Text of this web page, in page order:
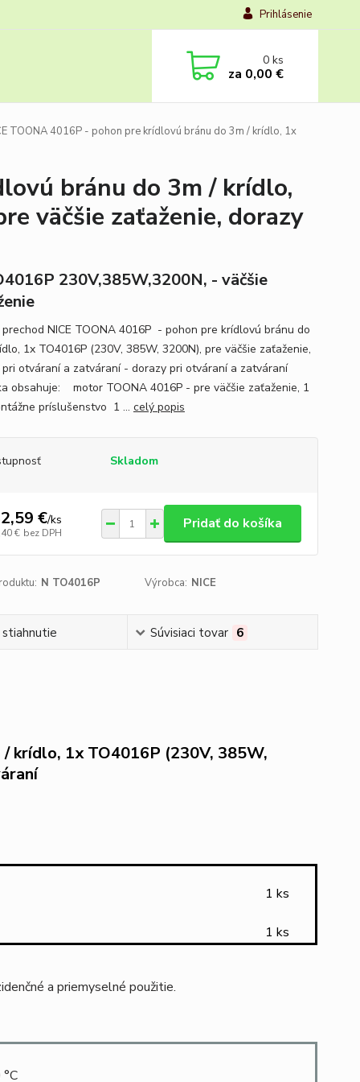
Prihlásenie
0ks
za 0,00 €
TOONA 4016P - pohon pre krídlovú bránu do 3m / krídlo, 1x
bránu do 3m / krídlo,
väčšie zaťaženie, dorazy
230V,385W,3200N, - väčšie
NICE TOONA 4016P - pohon pre krídlovú bránu do
1x TO4016P (230V, 385W, 3200N), pre väčšie zaťaženie,
otváraní a zatváraní - dorazy pri otváraní a zatváraní
obsahuje: motor TOONA 4016P - pre väčšie zaťaženie, 1
príslušenstvo 1 ... celý popis
Skladom
€/ks
€ bez DPH
Pridať do košíka
N TO4016P Výrobca: NICE
stiahnutie Súvisiaci tovar 6
krídlo, 1x TO4016P (230V, 385W,
1 ks
1 ks
a priemyselné použitie.